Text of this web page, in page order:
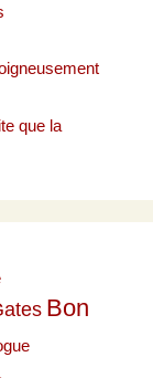
que la
Bon